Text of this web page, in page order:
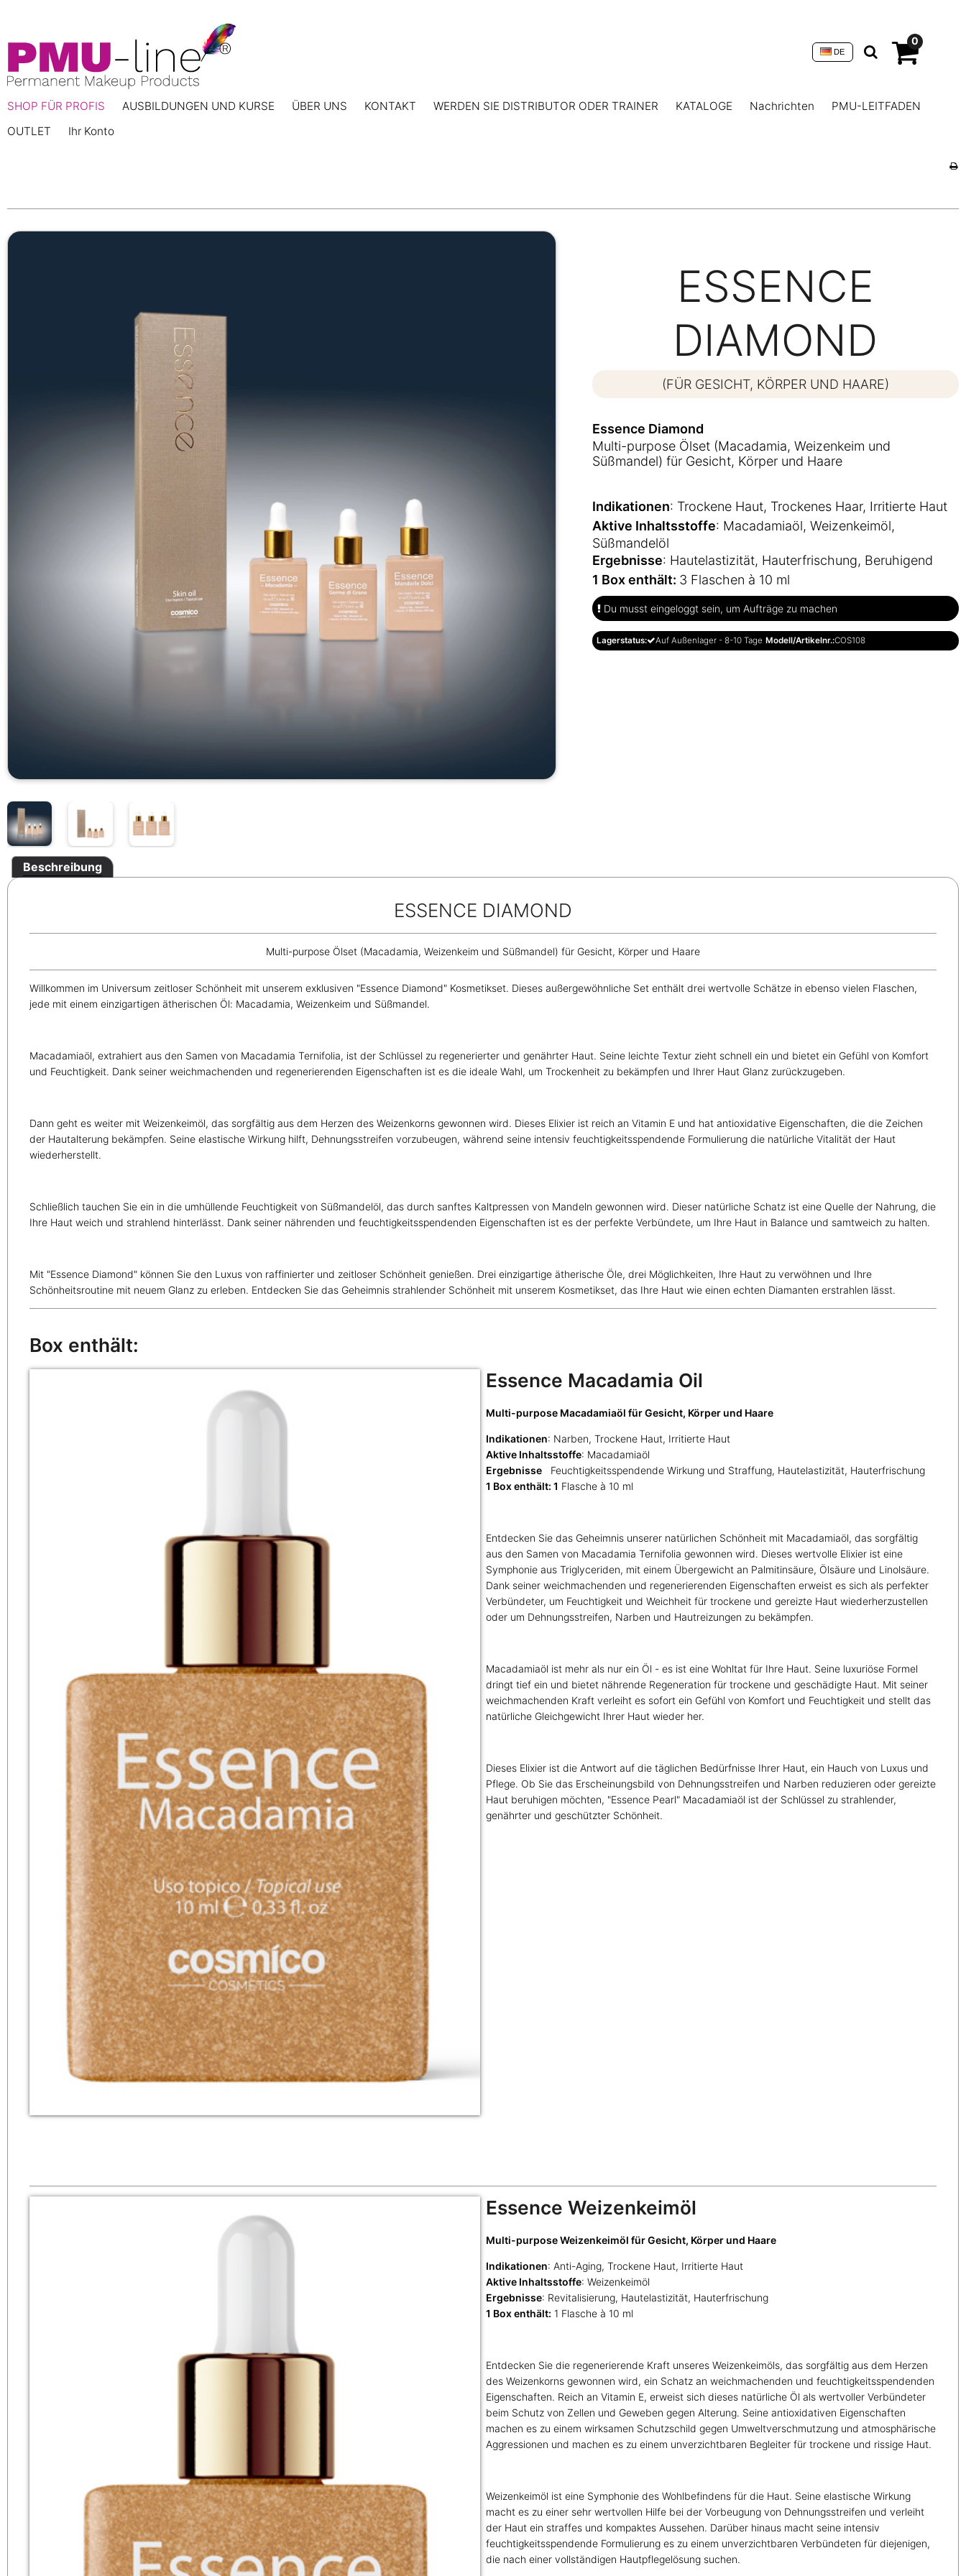
0
DE
SHOP FÜR PROFIS AUSBILDUNGEN UND KURSE ÜBER UNS KONTAKT WERDEN SIE DISTRIBUTOR ODER TRAINER KATALOGE Nachrichten
PMU-LEITFADEN
OUTLET
Ihr Konto
ESSENCE
DIAMOND
(FÜR GESICHT, KÖRPER UND HAARE)
Essence Diamond
Multi-purpose Ölset (Macadamia, Weizenkeim und
Süßmandel) für Gesicht, Körper und Haare
Indikationen: Trockene Haut, Trockenes Haar, Irritierte Haut
Aktive Inhaltsstoffe: Macadamiaöl, Weizenkeimöl,
Süßmandelöl
Ergebnisse: Hautelastizität, Hauterfrischung, Beruhigend
1 Box enthält: 3 Flaschen à 10 ml
Du musst eingeloggt sein, um Aufträge zu machen
Lagerstatus: Auf Außenlager - 8-10 Tage Modell/Artikelnr.:COS108
Beschreibung
ESSENCE DIAMOND
Multi-purpose Ölset (Macadamia, Weizenkeim und Süßmandel) für Gesicht, Körper und Haare
Willkommen im Universum zeitloser Schönheit mit unserem exklusiven "Essence Diamond" Kosmetikset. Dieses außergewöhnliche Set enthält drei wertvolle Schätze in ebenso vielen Flaschen,
jede mit einem einzigartigen ätherischen Öl: Macadamia, Weizenkeim und Süßmandel.
Macadamiaöl, extrahiert aus den Samen von Macadamia Ternifolia, ist der Schlüssel zu regenerierter und genährter Haut. Seine leichte Textur zieht schnell ein und bietet ein Gefühl von Komfort
und Feuchtigkeit. Dank seiner weichmachenden und regenerierenden Eigenschaften ist es die ideale Wahl, um Trockenheit zu bekämpfen und Ihrer Haut Glanz zurückzugeben.
Dann geht es weiter mit Weizenkeimöl, das sorgfältig aus dem Herzen des Weizenkorns gewonnen wird. Dieses Elixier ist reich an Vitamin E und hat antioxidative Eigenschaften, die die Zeichen
der Hautalterung bekämpfen. Seine elastische Wirkung hilft, Dehnungsstreifen vorzubeugen, während seine intensiv feuchtigkeitsspendende Formulierung die natürliche Vitalität der Haut
wiederherstellt.
Schließlich tauchen Sie ein in die umhüllende Feuchtigkeit von Süßmandelöl, das durch sanftes Kaltpressen von Mandeln gewonnen wird. Dieser natürliche Schatz ist eine Quelle der Nahrung, die
Ihre Haut weich und strahlend hinterlässt. Dank seiner nährenden und feuchtigkeitsspendenden Eigenschaften ist es der perfekte Verbündete, um Ihre Haut in Balance und samtweich zu halten.
Mit "Essence Diamond" können Sie den Luxus von raffinierter und zeitloser Schönheit genießen. Drei einzigartige ätherische Öle, drei Möglichkeiten, Ihre Haut zu verwöhnen und Ihre
Schönheitsroutine mit neuem Glanz zu erleben. Entdecken Sie das Geheimnis strahlender Schönheit mit unserem Kosmetikset, das Ihre Haut wie einen echten Diamanten erstrahlen lässt.
Box enthält:
Essence Macadamia Oil
Multi-purpose Macadamiaöl für Gesicht, Körper und Haare
Indikationen: Narben, Trockene Haut, Irritierte Haut
Aktive Inhaltsstoffe: Macadamiaöl
Ergebnisse Feuchtigkeitsspendende Wirkung und Straffung, Hautelastizität, Hauterfrischung
1 Box enthält: 1 Flasche à 10 ml
Entdecken Sie das Geheimnis unserer natürlichen Schönheit mit Macadamiaöl, das sorgfältig
aus den Samen von Macadamia Ternifolia gewonnen wird. Dieses wertvolle Elixier ist eine
Symphonie aus Triglyceriden, mit einem Übergewicht an Palmitinsäure, Ölsäure und Linolsäure.
Dank seiner weichmachenden und regenerierenden Eigenschaften erweist es sich als perfekter
Verbündeter, um Feuchtigkeit und Weichheit für trockene und gereizte Haut wiederherzustellen
oder um Dehnungsstreifen, Narben und Hautreizungen zu bekämpfen.
Macadamiaöl ist mehr als nur ein Öl - es ist eine Wohltat für Ihre Haut. Seine luxuriöse Formel
dringt tief ein und bietet nährende Regeneration für trockene und geschädigte Haut. Mit seiner
weichmachenden Kraft verleiht es sofort ein Gefühl von Komfort und Feuchtigkeit und stellt das
natürliche Gleichgewicht Ihrer Haut wieder her.
Dieses Elixier ist die Antwort auf die täglichen Bedürfnisse Ihrer Haut, ein Hauch von Luxus und
Pflege. Ob Sie das Erscheinungsbild von Dehnungsstreifen und Narben reduzieren oder gereizte
Haut beruhigen möchten, "Essence Pearl" Macadamiaöl ist der Schlüssel zu strahlender,
genährter und geschützter Schönheit.
Essence Weizenkeimöl
Multi-purpose Weizenkeimöl für Gesicht, Körper und Haare
Indikationen: Anti-Aging, Trockene Haut, Irritierte Haut
Aktive Inhaltsstoffe: Weizenkeimöl
Ergebnisse: Revitalisierung, Hautelastizität, Hauterfrischung
1 Box enthält: 1 Flasche à 10 ml
Entdecken Sie die regenerierende Kraft unseres Weizenkeimöls, das sorgfältig aus dem Herzen
des Weizenkorns gewonnen wird, ein Schatz an weichmachenden und feuchtigkeitsspendenden
Eigenschaften. Reich an Vitamin E, erweist sich dieses natürliche Öl als wertvoller Verbündeter
beim Schutz von Zellen und Geweben gegen Alterung. Seine antioxidativen Eigenschaften
machen es zu einem wirksamen Schutzschild gegen Umweltverschmutzung und atmosphärische
Aggressionen und machen es zu einem unverzichtbaren Begleiter für trockene und rissige Haut.
Weizenkeimöl ist eine Symphonie des Wohlbefindens für die Haut. Seine elastische Wirkung
macht es zu einer sehr wertvollen Hilfe bei der Vorbeugung von Dehnungsstreifen und verleiht
der Haut ein straffes und kompaktes Aussehen. Darüber hinaus macht seine intensiv
feuchtigkeitsspendende Formulierung es zu einem unverzichtbaren Verbündeten für diejenigen,
die nach einer vollständigen Hautpflegelösung suchen.